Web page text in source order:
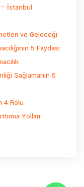
İstanbul
ve Geleceği
5 Faydası
Sağlamanın 5
4 Rolü
Yolları